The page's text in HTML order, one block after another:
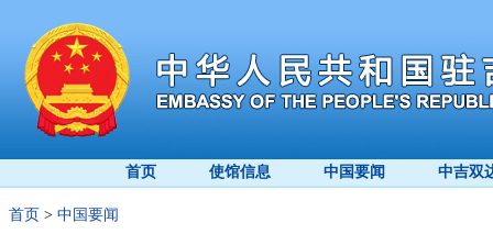
首页 使馆信息 中国要闻 中吉双
首页 > 中国要闻